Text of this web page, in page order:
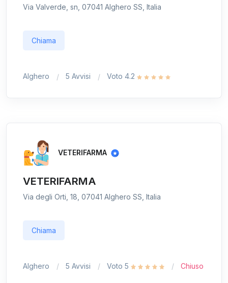
Via Valverde, sn, 07041 Alghero SS, Italia
Chiama
Alghero 5 Avvisi Voto 4.2
VETERIFARMA
VETERIFARMA
Via degli Orti, 18, 07041 Alghero SS, Italia
Chiama
Alghero 5 Avvisi Voto 5 Chiuso